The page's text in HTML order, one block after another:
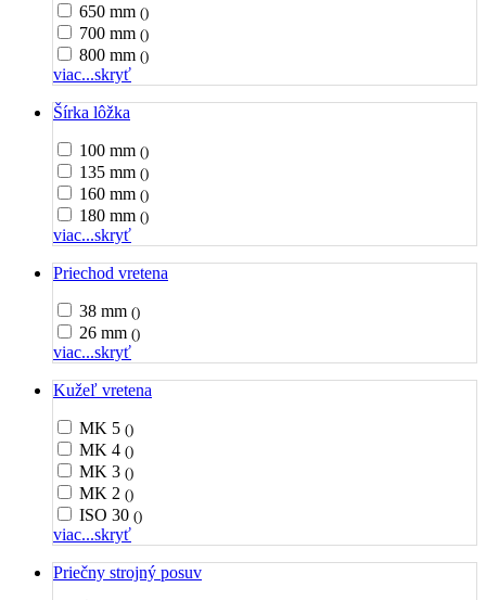
650 mm ()
700 mm ()
800 mm ()
viac...skryť
Šírka lôžka
100 mm ()
135 mm ()
160 mm ()
180 mm ()
viac...skryť
Priechod vretena
38 mm ()
26 mm ()
viac...skryť
Kužeľ vretena
MK 5 ()
MK 4 ()
MK 3 ()
MK 2 ()
ISO 30 ()
viac...skryť
Priečny strojný posuv